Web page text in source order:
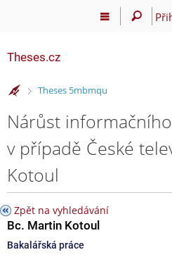
Theses.cz
>
Theses 5mbmqu
Nárůst
v případě České
Kotoul
Zpět na vyhledávání
Bc. Martin Kotoul
Bakalářská práce